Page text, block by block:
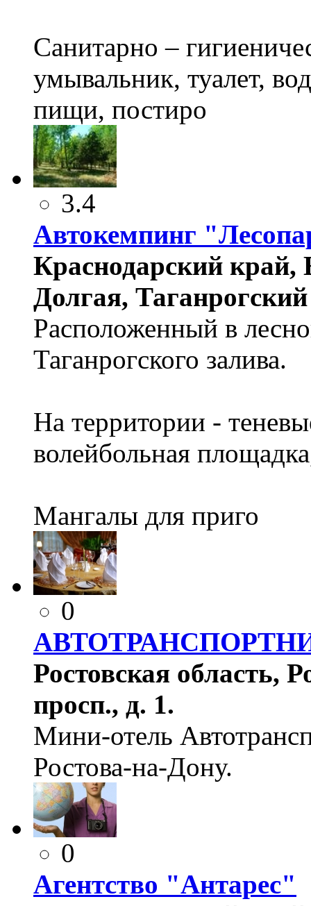
Санитарно –
умывальник, туалет,
пищи, постиро
3.4
Автокемпинг
Краснодарский край,
Долгая,
Расположенный в
Таганрогского залива.
На территории -
волейбольная
Мангалы для приго
0
Ростовская область,
просп., д. 1.
Мини-отель
Ростова-на-Дону.
0
Агентство "Антарес"